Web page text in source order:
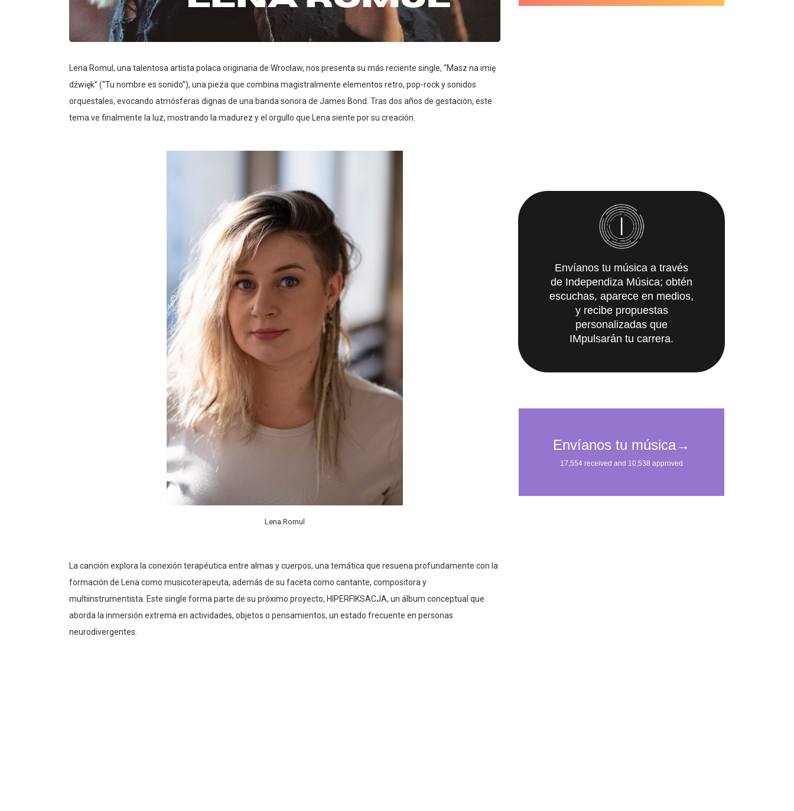
Lena Romul, una talentosa artista polaca originaria de Wrocław, nos presenta su más reciente single, “Masz na imię
dźwięk” (“Tu nombre es sonido”), una pieza que combina magistralmente elementos retro, pop-rock y sonidos
orquestales, evocando atmósferas dignas de una banda sonora de James Bond. Tras dos años de gestación, este
tema ve finalmente la luz, mostrando la madurez y el orgullo que Lena siente por su creación.
Lena Romul
La canción explora la conexión terapéutica entre almas y cuerpos, una temática que resuena profundamente con la
formación de Lena como musicoterapeuta, además de su faceta como cantante, compositora y
multiinstrumentista. Este single forma parte de su próximo proyecto, HIPERFIKSACJA, un álbum conceptual que
aborda la inmersión extrema en actividades, objetos o pensamientos, un estado frecuente en personas
neurodivergentes.
Envíanos tu música a través
de Independiza Música; obtén
escuchas, aparece en medios,
y recibe propuestas
personalizadas que
IMpulsarán tu carrera.